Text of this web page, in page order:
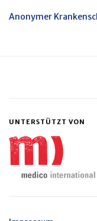
Anonymer
UNTERSTÜTZT VON